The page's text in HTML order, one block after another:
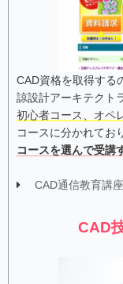
CAD資格を取得する
諒設計アーキテクト
初心者コース、オペ
コースに分かれてお
コースを選んで受講
CAD通信教育講
CAD